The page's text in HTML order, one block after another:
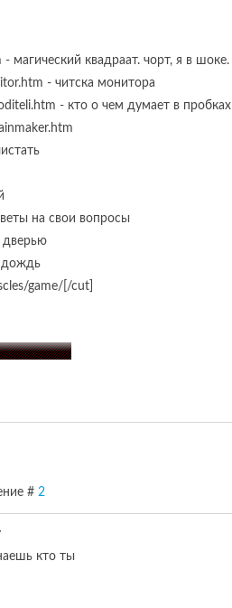
квадраат. чорт, я в шоке.
- читска монитора
- кто о чем думает в пробках
на свои вопросы
дверью
дождь
game/[/cut]
# 2
кто ты